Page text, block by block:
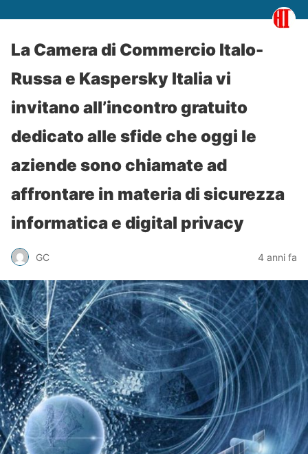
La Camera di Commercio Italo-
Russa e Kaspersky Italia vi
invitano all’incontro gratuito
dedicato alle sfide che oggi le
aziende sono chiamate ad
affrontare in materia di sicurezza
informatica e digital privacy
GC 4 anni fa